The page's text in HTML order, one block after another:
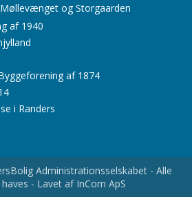
og Storgaarden
af 1940
af 1874
i Randers
Administrationsselskabet - Alle
- Lavet af InCom ApS